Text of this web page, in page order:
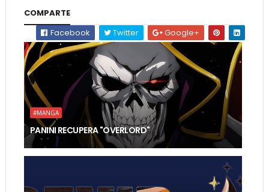
COMPARTE
Facebook
Twitter Google+
#MANGA
PANINI RECUPERA "OVERLORD"